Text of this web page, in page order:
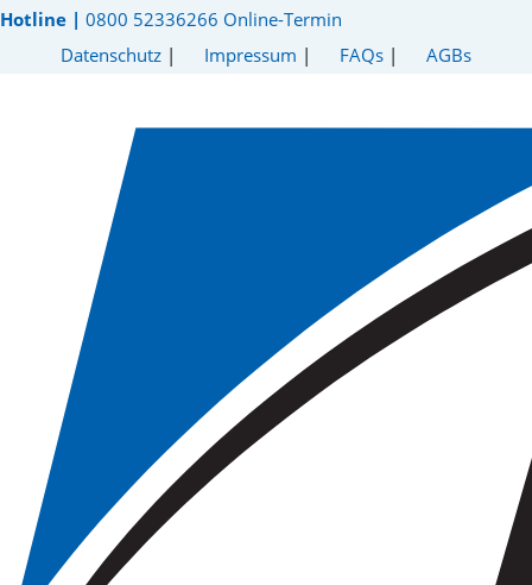
Hotline | 0800 52336266 Online-Termin
Datenschutz | Impressum | FAQs | AGBs